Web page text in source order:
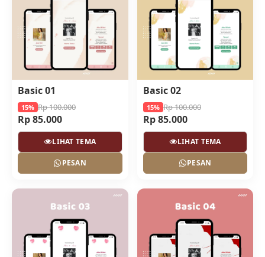
Basic 01
15% Rp 100.000
Rp 85.000
LIHAT TEMA
PESAN
Basic 02
15% Rp 100.000
Rp 85.000
LIHAT TEMA
PESAN